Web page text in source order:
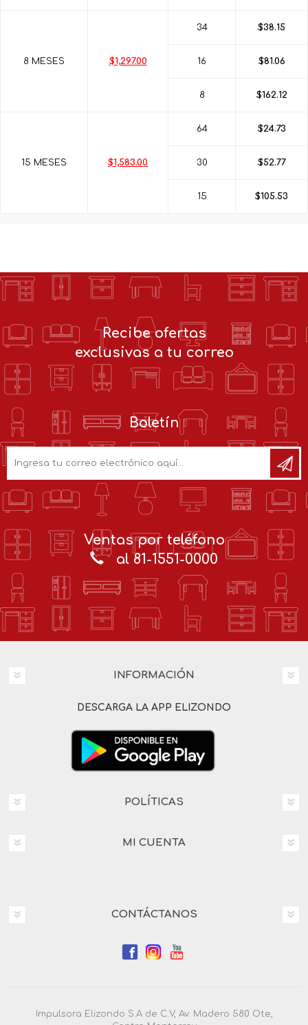
8 MESES $1,297.00
34 $38.15
16 $81.06
8 $162.12
15 MESES $1,583.00
64 $24.73
30 $52.77
15 $105.53
Recibe ofertas
exclusivas a tu correo
Boletín
Ventas por teléfono
al 81-1551-0000
INFORMACIÓN
DESCARGA LA APP ELIZONDO
POLÍTICAS
MI CUENTA
CONTÁCTANOS
Impulsora Elizondo S.A de C.V, Av. Madero 580 Ote,